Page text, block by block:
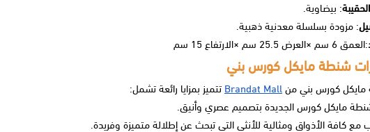
: بيضاوية.
: مزودة بسلسلة معدنية ذهبية.
:العمق 6 سم ×العرض 25.5 سم ×الارتفاع 15 سم
شنطة مايكل كورس بني
كورس بني منBrandat Mall تتميز بمزايا رائعة تشمل:
مايكل كورس الجديدة بتصميم عصري وأنيق.
مع كافة الأذواق ومثالية للأنثى التي تبحث عن إطلالة متميزة وفريدة.